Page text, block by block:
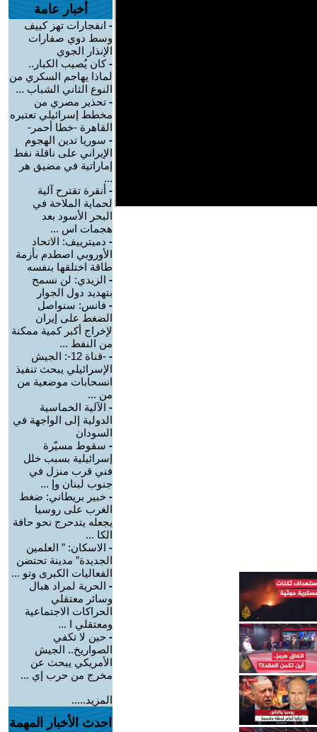
أخبار عامة
- انفجارات تهز كييف
وسط دوي صفارات
الإنذار الجوي
-كان يُصيب الكبار..
لماذا يهاجم السكري من
النوع الثاني الشباب ...
- تحذير مصري من
مخطط إسرائيلي تعتبره
القاهرة -خطا أحمر-
- سوريا تدين الهجوم
الإيراني على ناقلة نفط
إماراتية في مضيق هر
...
- أنقرة تقترح آلية
لحماية الملاحة في
البحر الأسود بعد
هجمات اس ...
- دميترييف: الاتحاد
الأوروبي اصطدم بأزمة
طاقة اختلقها بنفسه
- الزيدي: لن نسمح
بتهديد دول الجوار
- فانس: سنواصل
الضغط على إيران
لإخراج أكبر كمية ممكنة
من النفط ...
-
-قناة 12-: الجيش
الإسرائيلي يبحث تنفيذ
انسحابات موضعية من
من ...
- الآلية الخماسية
الدولية إلى الواجهة في
السودان
- سقوط مسيّرة
إسرائيلية بسبب خلل
فني قرب منزل في
جنوب لبنان وإ ...
- خبير بريطاني: ضغط
الغرب على روسيا
يجعله يتدحرج نحو حافة
الكا ...
- الاسكان: ” العلمين
الجديدة” مدينة تحتضن
الفعاليات الكبرى وتو ...
- الحرية لمراد هبال
وسائر معتقلي
الحراكات الاجتماعية
ومعتقلي ا ...
- حين لا تكفي
الصواريخ.. الجيش
الأمريكي يبحث عن
مخرج من حرب إي ...
المزيد.....
احدث الأخبار المهمة